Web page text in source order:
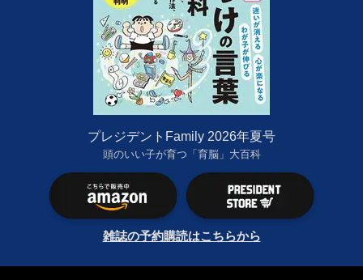
プレジデントFamily 2026年夏号
頭のいい子が育つ「育脳」大百科
雑誌の予約購読はこちらから